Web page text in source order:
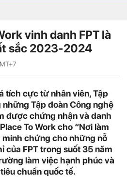
vinh danh FPT là
sắc 2023-2024
tích cực từ nhân viên, Tập
Tập đoàn Công nghệ
được chứng nhận và danh
To Work cho “Nơi làm
minh chứng cho những nỗ
của FPT trong suốt 35 năm
làm việc hạnh phúc và
chuẩn quốc tế.